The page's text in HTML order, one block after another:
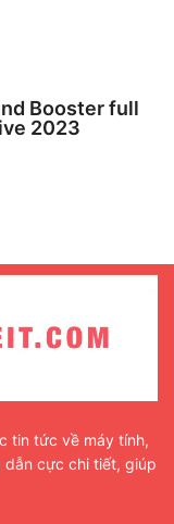
Booster full
2023
tin tức về máy tính,
dẫn cực chi tiết, giúp